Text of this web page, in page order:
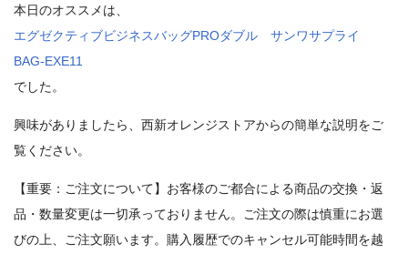
本日のオススメは、
エグゼクティブビジネスバッグPROダブル サンワサプライ
BAG-EXE11
でした。
興味がありましたら、西新オレンジストアからの簡単な説明をご
覧ください。
【重要：ご注文について】お客様のご都合による商品の交換・返
品・数量変更は一切承っておりません。ご注文の際は慎重にお選
びの上、ご注文願います。購入履歴でのキャンセル可能時間を越